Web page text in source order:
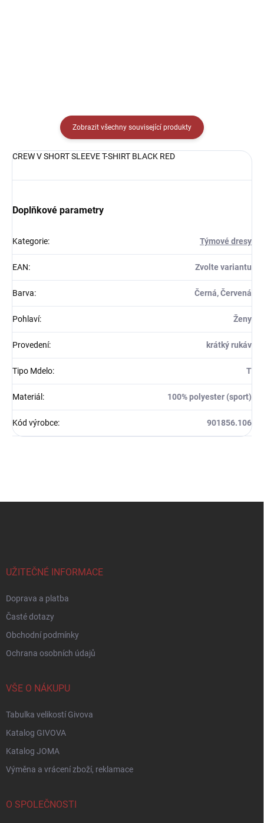
Zobrazit všechny související produkty
CREW V SHORT SLEEVE T-SHIRT BLACK RED
Doplňkové parametry
Kategorie: Týmové dresy
EAN: Zvolte variantu
Barva: Černá, Červená
Pohlaví: Ženy
Provedení: krátký rukáv
Tipo Mdelo: T
Materiál : 100% polyester (sport)
Kód výrobce: 901856.106
UŽITEČNÉ INFORMACE
Doprava a platba
Časté dotazy
Obchodní podmínky
Ochrana osobních údajů
VŠE O NÁKUPU
Tabulka velikostí Givova
Katalog GIVOVA
Katalog JOMA
Výměna a vrácení zboží, reklamace
O SPOLEČNOSTI